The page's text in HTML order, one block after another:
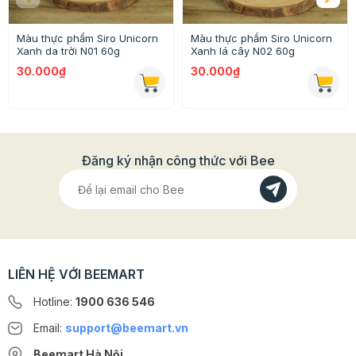
Không chỉ sử dụng cho lò nướng có 1 số món ăn, loai
bánh cần tăng giảm nhiệt độ trong quá trình nướng nên
việc có 1 chiếc nhiệt kế lò là vô cùng cần thiết.
Hướng dẫn chi tiết
Màu thực phẩm Siro Unicorn
Xanh da trời N01 60g
30.000₫
Màu thực phẩm Siro Unicorn
Xanh lá cây N02 60g
30.000₫
Đăng ký nhận công thức với Bee
LIÊN HỆ VỚI BEEMART
Hotline: 1900 636 546
Email: support@beemart.vn